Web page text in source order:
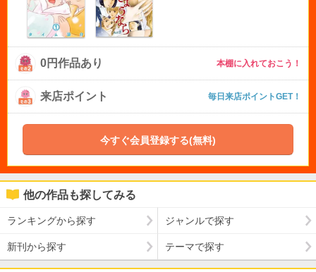
0円作品あり 本棚に入れておこう！
来店ポイント 毎日来店ポイントGET！
今すぐ会員登録する(無料)
他の作品も探してみる
ランキングから探す ジャンルで探す
新刊から探す テーマで探す